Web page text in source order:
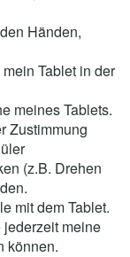
Händen,
Tablet in der
meines Tablets.
Zustimmung
(z.B. Drehen
mit dem Tablet.
jederzeit meine
können.